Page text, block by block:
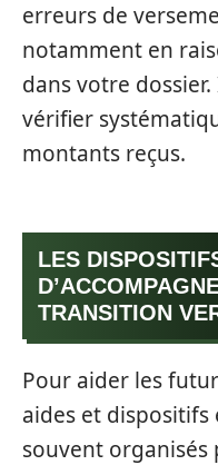
erreurs de
notamment en
dans votre
vérifier
montants reçus.
LES
TRANSITION
Pour aider les
aides et dispositifs
souvent organisés